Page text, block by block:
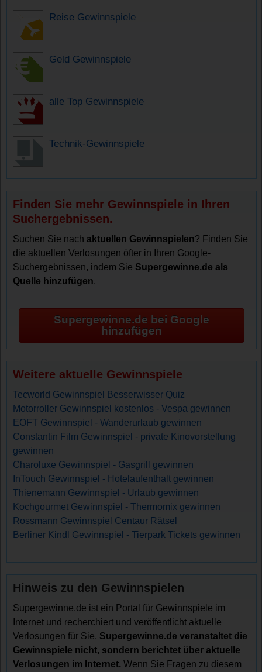
Reise Gewinnspiele
Geld Gewinnspiele
alle Top Gewinnspiele
Technik-Gewinnspiele
Finden Sie mehr Gewinnspiele in Ihren
Suchergebnissen.
Suchen Sie nachaktuellen Gewinnspielen? Finden Sie
die aktuellen Verlosungen öfter in Ihren Google-
Suchergebnissen, indem Sie Supergewinne.de als
Quelle hinzufügen.
Supergewinne.de bei Google
hinzufügen
Weitere aktuelle Gewinnspiele
Tecworld Gewinnspiel Besserwisser Quiz
Motorroller Gewinnspiel kostenlos - Vespa gewinnen
EOFT Gewinnspiel - Wanderurlaub gewinnen
Constantin Film Gewinnspiel - private Kinovorstellung
gewinnen
Charoluxe Gewinnspiel - Gasgrill gewinnen
InTouch Gewinnspiel - Hotelaufenthalt gewinnen
Thienemann Gewinnspiel - Urlaub gewinnen
Kochgourmet Gewinnspiel - Thermomix gewinnen
Rossmann Gewinnspiel Centaur Rätsel
Berliner Kindl Gewinnspiel - Tierpark Tickets gewinnen
Hinweis zu den Gewinnspielen
Supergewinne.de ist ein Portal für Gewinnspiele im
Internet und recherchiert und veröffentlicht aktuelle
Verlosungen für Sie. Supergewinne.de veranstaltet die
Gewinnspiele nicht, sondern berichtet über aktuelle
Verlosungen im Internet. Wenn Sie Fragen zu diesem